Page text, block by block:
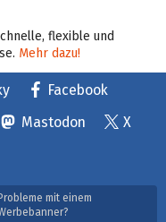
flexible und
Mehr dazu!
Facebook
Mastodon
X
Probleme mit einem